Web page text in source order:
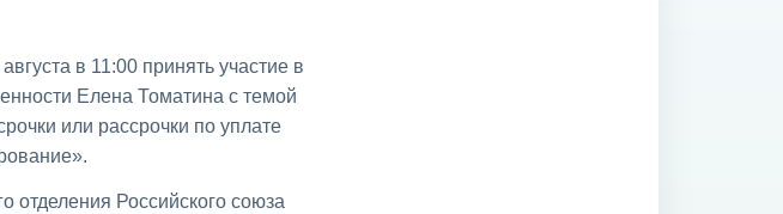
в 11:00 принять участие в
Елена Томатина с темой
или рассрочки по уплате
отделения Российского союза